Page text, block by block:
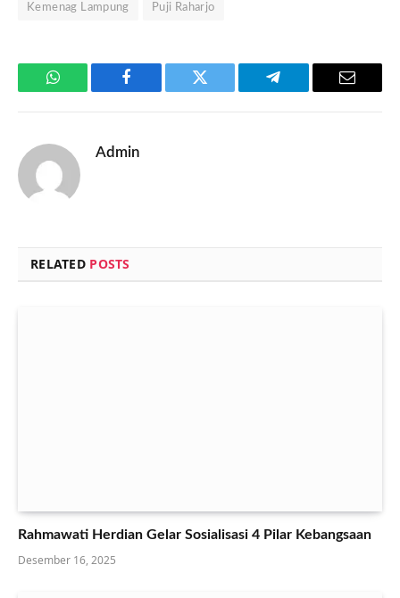
Kemenag Lampung Puji Raharjo
WhatsApp Facebook Twitter Telegram Email
Admin
RELATED POSTS
Rahmawati Herdian Gelar Sosialisasi 4 Pilar Kebangsaan
Desember 16, 2025